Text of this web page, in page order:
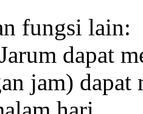
fungsi lain:
dapat
jam) dapat